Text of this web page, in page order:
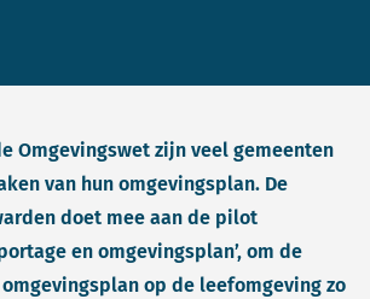
Omgevingswet zijn veel gemeenten
van hun omgevingsplan. De
doet mee aan de pilot
en omgevingsplan’, om de
op de leefomgeving zo